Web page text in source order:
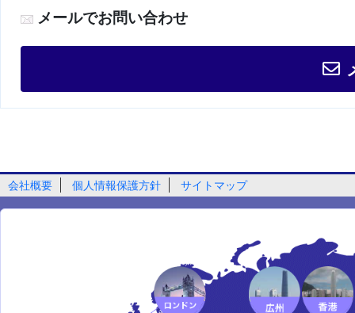
メールでお問い合わせ
会社概要 個人情報保護方針 サイトマップ